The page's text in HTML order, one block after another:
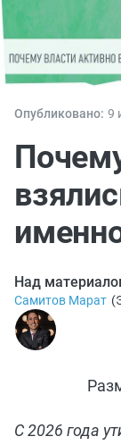
Опубликовано: 9
Над
Самитов Марат (
С 2026 года